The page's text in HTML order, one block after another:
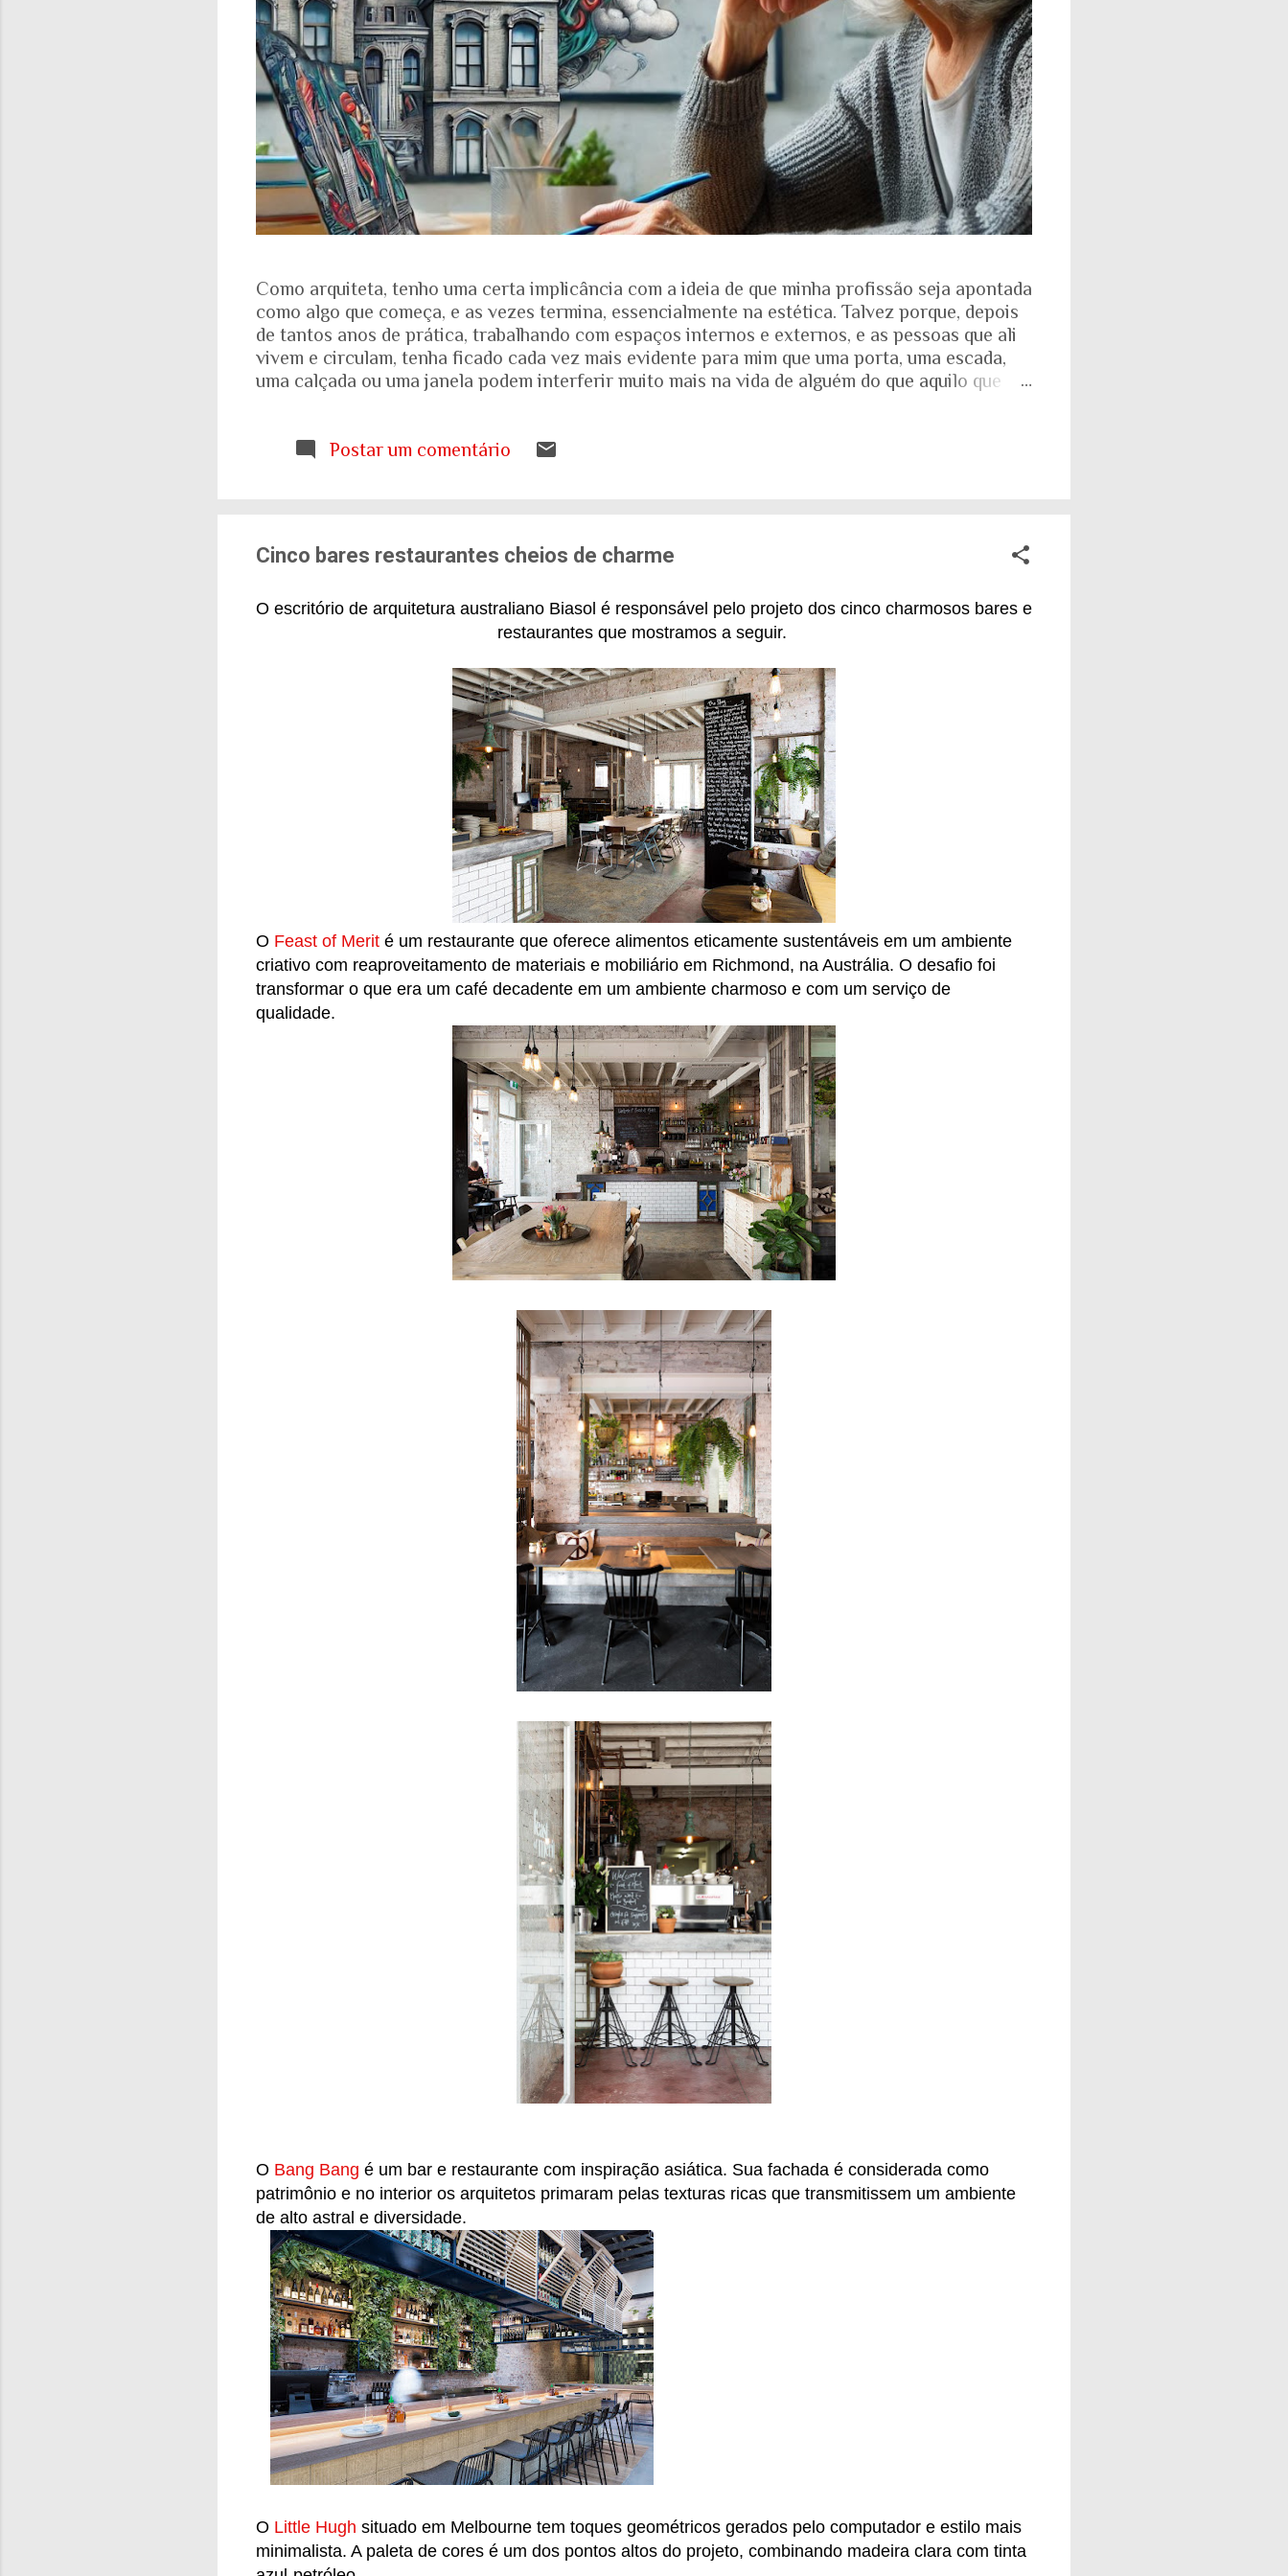
Como arquiteta, tenho uma certa implicância com a ideia de que minha profissão seja apontada
como algo que começa, e as vezes termina, essencialmente na estética. Talvez porque, depois
de tantos anos de prática, trabalhando com espaços internos e externos, e as pessoas que ali
vivem e circulam, tenha ficado cada vez mais evidente para mim que uma porta, uma escada,
uma calçada ou uma janela podem interferir muito mais na vida de alguém do que aquilo que
etária que aprendemos a desenhar nos livros de geografia já não representa o país que temos.
Postar um comentário
Cinco bares restaurantes cheios de charme
O escritório de arquitetura australiano Biasol é responsável pelo projeto dos cinco charmosos bares e
restaurantes que mostramos a seguir.
O Feast of Merit é um restaurante que oferece alimentos eticamente sustentáveis em um ambiente
criativo com reaproveitamento de materiais e mobiliário em Richmond, na Austrália. O desafio foi
transformar o que era um café decadente em um ambiente charmoso e com um serviço de
qualidade.
O Bang Bang é um bar e restaurante com inspiração asiática. Sua fachada é considerada como
patrimônio e no interior os arquitetos primaram pelas texturas ricas que transmitissem um ambiente
de alto astral e diversidade.
O Little Hugh situado em Melbourne tem toques geométricos gerados pelo computador e estilo mais
minimalista. A paleta de cores é um dos pontos altos do projeto, combinando madeira clara com tinta